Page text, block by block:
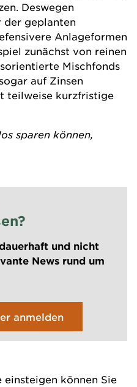
Deswegen
der geplanten
Anlageformen
zunächst von reinen
Mischfonds
auf Zinsen
teilweise kurzfristige
sparen können,
und nicht
News rund um
anmelden
einsteigen können Sie